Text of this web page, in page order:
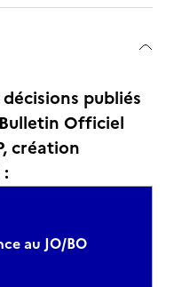
publiés
Officiel
création
au JO/BO